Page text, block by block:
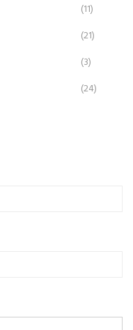
(11)
(21)
(3)
(24)